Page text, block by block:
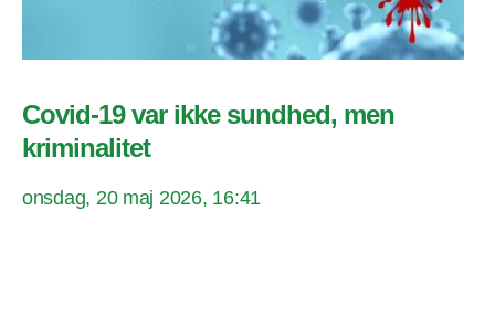
Covid-19 var ikke sundhed, men
kriminalitet
onsdag, 20 maj 2026, 16:41